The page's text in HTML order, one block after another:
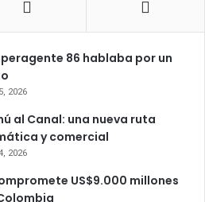
86 hablaba por un
2026
al Canal: una nueva ruta
y comercial
2026
US$9.000 millones